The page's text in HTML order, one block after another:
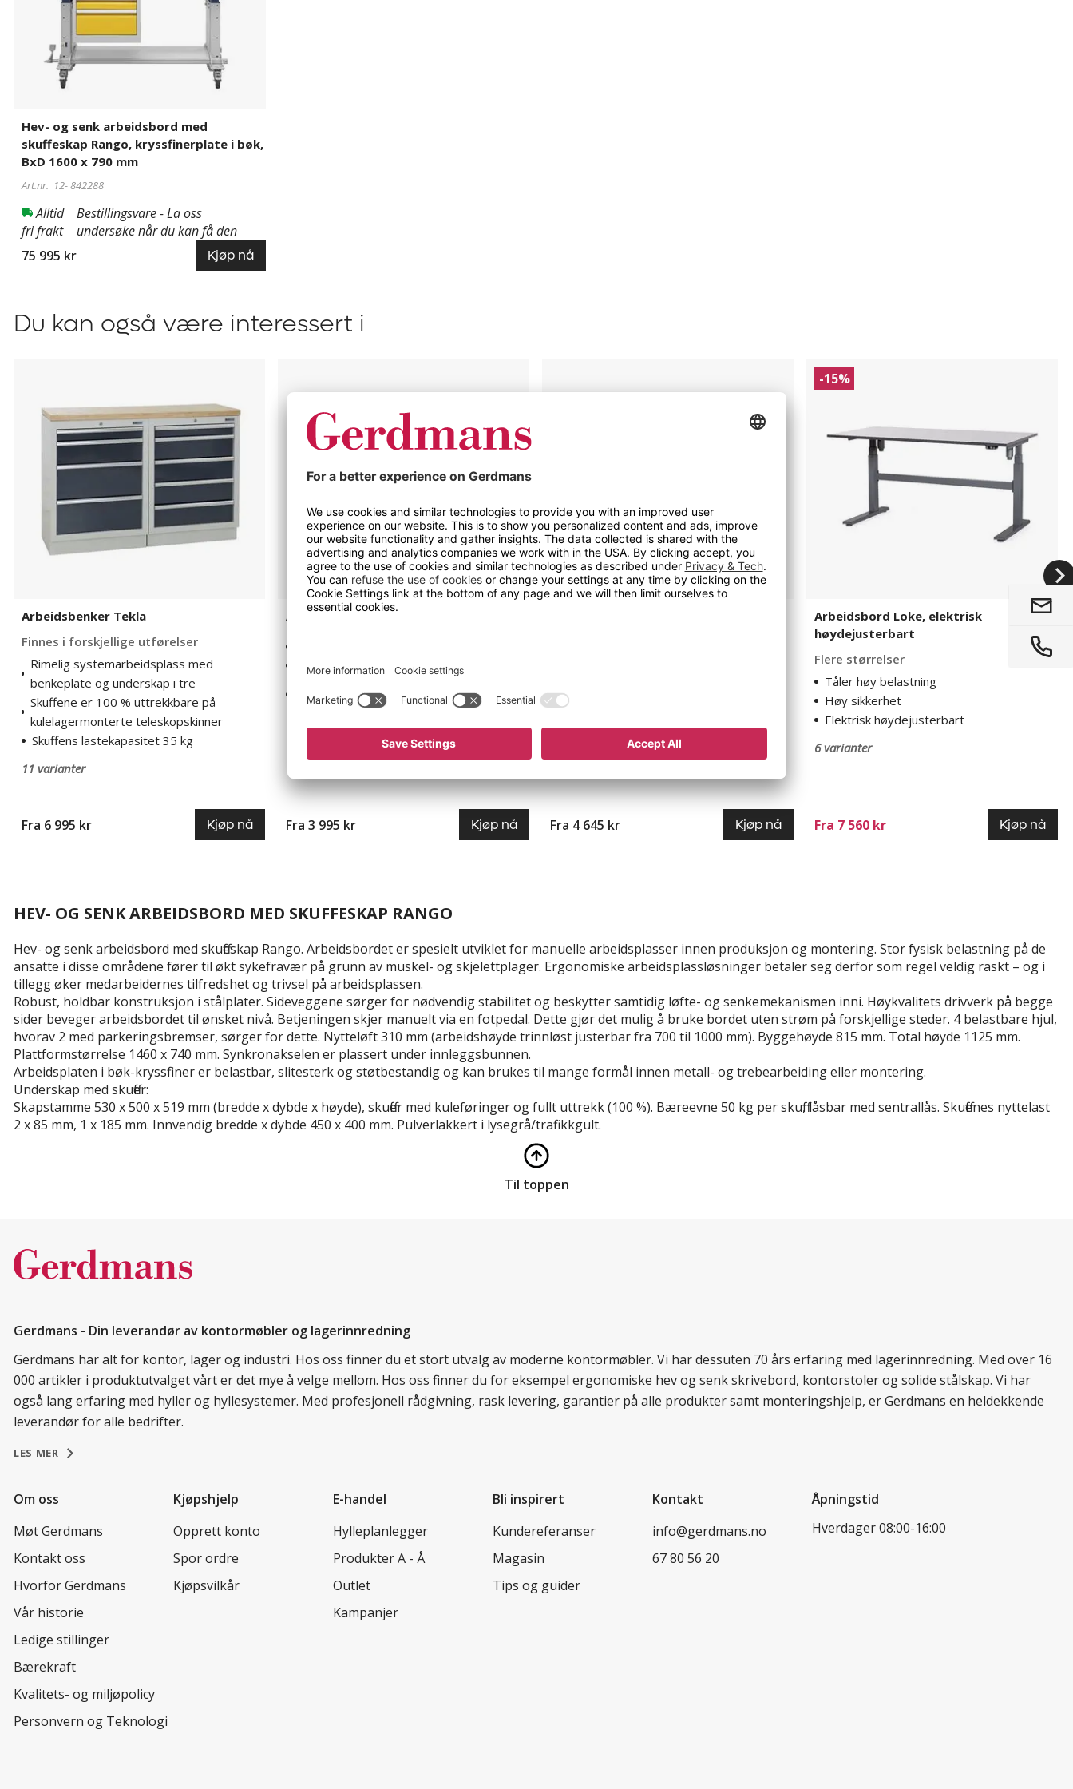
Skuffenes nyttelast 2 x 85 mm, 1 x 185 mm. Innvendig
bredde x dybde 450 x 400 mm. Pulverlakkert i
lysegrå/trafikkgult.
skuffeskap
kryssfinerplate
790
mm
Hev- og senk arbeidsbord med
skuffeskap Rango, kryssfinerplate i bøk,
BxD 1600 x 790 mm
Art.nr. 12-842288
Alltid
fri frakt
Bestillingsvare - La oss
undersøke når du kan få den
75 995 kr
Kjøp nå
Du kan også være interessert i
Arbeidsbenker Tekla
Finnes i forskjellige utførelser
Rimelig systemarbeidsplass med
benkeplate og underskap i tre
Skuffene er 100 % uttrekkbare på
kulelagermonterte teleskopskinner
Skuffens lastekapasitet 35 kg
11 varianter
Fra 6 995 kr Kjøp nå
Embla
Arbeidsbord Embla
Manuelt høydejusterbart 700 til 950 mm
tilbehørssortiment
7 varianter
Fra 3 995 kr Kjøp nå
Tor
Tåler høy belastning
12 varianter
Fra 4 645 kr Kjøp nå
Arbeidsbord
Loke,
høydejusterbart
-15%
Arbeidsbord Loke, elektrisk
høydejusterbart
Flere størrelser
Tåler høy belastning
Høy sikkerhet
Elektrisk høydejusterbart
6 varianter
Fra 7 560 kr Kjøp nå
HEV- OG SENK ARBEIDSBORD MED SKUFFESKAP RANGO
Hev- og senk arbeidsbord med skuffeskap Rango. Arbeidsbordet er spesielt utviklet for manuelle arbeidsplasser innen produksjon og montering. Stor fysisk belastning på de
ansatte i disse områdene fører til økt sykefravær på grunn av muskel- og skjelettplager. Ergonomiske arbeidsplassløsninger betaler seg derfor som regel veldig raskt – og i
tillegg øker medarbeidernes tilfredshet og trivsel på arbeidsplassen.
Robust, holdbar konstruksjon i stålplater. Sideveggene sørger for nødvendig stabilitet og beskytter samtidig løfte- og senkemekanismen inni. Høykvalitets drivverk på begge
sider beveger arbeidsbordet til ønsket nivå. Betjeningen skjer manuelt via en fotpedal. Dette gjør det mulig å bruke bordet uten strøm på forskjellige steder. 4 belastbare hjul,
hvorav 2 med parkeringsbremser, sørger for dette. Nytteløft 310 mm (arbeidshøyde trinnløst justerbar fra 700 til 1000 mm). Byggehøyde 815 mm. Total høyde 1125 mm.
Plattformstørrelse 1460 x 740 mm. Synkronakselen er plassert under innleggsbunnen.
Arbeidsplaten i bøk-kryssfiner er belastbar, slitesterk og støtbestandig og kan brukes til mange formål innen metall- og trebearbeiding eller montering.
Underskap med skuffer:
Skapstamme 530 x 500 x 519 mm (bredde x dybde x høyde), skuffer med kuleføringer og fullt uttrekk (100 %). Bæreevne 50 kg per skuff, låsbar med sentrallås. Skuffenes nyttelast
2 x 85 mm, 1 x 185 mm. Innvendig bredde x dybde 450 x 400 mm. Pulverlakkert i lysegrå/trafikkgult.
Til toppen
Gerdmans - Din leverandør av kontormøbler og lagerinnredning
Gerdmans har alt for kontor, lager og industri. Hos oss finner du et stort utvalg av moderne kontormøbler. Vi har dessuten 70 års erfaring med lagerinnredning. Med over 16
000 artikler i produktutvalget vårt er det mye å velge mellom. Hos oss finner du for eksempel ergonomiske hev og senk skrivebord, kontorstoler og solide stålskap. Vi har
også lang erfaring med hyller og hyllesystemer. Med profesjonell rådgivning, rask levering, garantier på alle produkter samt monteringshjelp, er Gerdmans en heldekkende
leverandør for alle bedrifter.
LES MER
Om oss
Møt Gerdmans
Kontakt oss
Hvorfor Gerdmans
Vår historie
Ledige stillinger
Bærekraft
Kvalitets- og miljøpolicy
Personvern og Teknologi
Kjøpshjelp
Opprett konto
Spor ordre
Kjøpsvilkår
E-handel
Hylleplanlegger
Produkter A - Å
Outlet
Kampanjer
Bli inspirert
Kundereferanser
Magasin
Tips og guider
Kontakt
info@gerdmans.no
67 80 56 20
Åpningstid
Hverdager 08:00-16:00